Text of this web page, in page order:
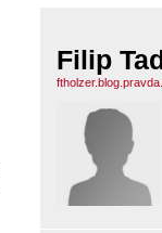
Filip